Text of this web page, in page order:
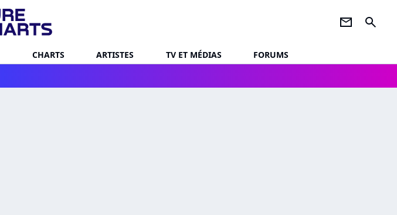
newsletter search
CHARTS ARTISTES TV ET MÉDIAS
FORUMS